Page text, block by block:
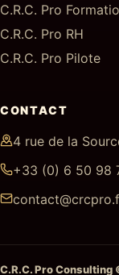
C.R.C. Pro
C.R.C. Pro RH
C.R.C. Pro Pilote
CONTACT
4 rue de la
+33 (0) 6 50 98
C.R.C. Pro Consulting